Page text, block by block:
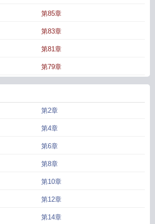
第85章
第83章
第81章
第79章
第2章
第4章
第6章
第8章
第10章
第12章
第14章